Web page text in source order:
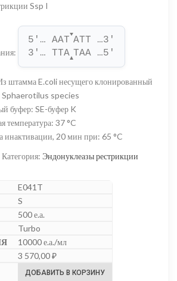
570,00 ₽
–
14
280,00 ₽
Ssp I
:
5'… AAT
▼
ATT …3'
3'… TTA▲TAA …5'
штамма E.coli несущего клонированный
Sphaerotilus species
буфер: SE-буфер K
температура: 37 °C
инактивации, 20 мин при: 65 °C
Категория: Эндонуклеазы рестрикции
E041T
S
500 е.а.
Turbo
10000 е.а./мл
3 570,00₽
ДОБАВИТЬ В КОРЗИНУ